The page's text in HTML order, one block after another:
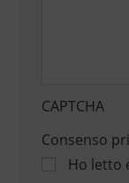
CAPTCHA
Consenso
Ho letto